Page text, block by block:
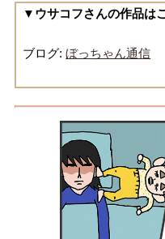
▼ウサコフさんの作品は
ブログ:ぼっちゃん通信